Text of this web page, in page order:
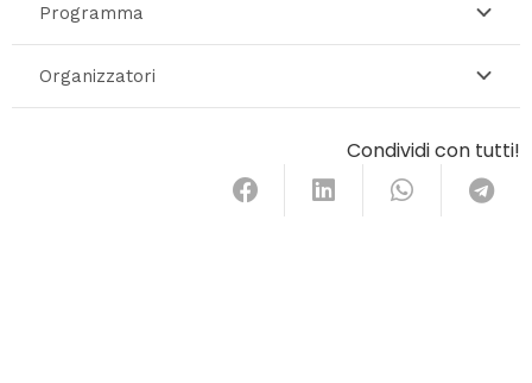
Programma
Organizzatori
Condividi con tutti!